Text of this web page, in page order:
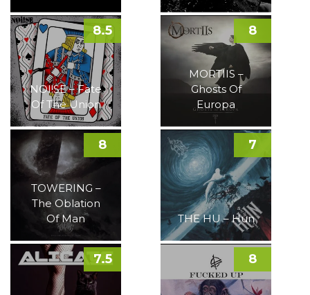
NOI!SE – Fate
Of The Union
8.5
MORTIIS –
Ghosts Of
Europa
8
TOWERING –
The Oblation
Of Man
8
THE HU – Hun
7
7.5 8